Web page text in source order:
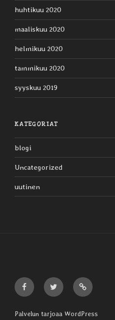
huhtikuu 2020
maaliskuu 2020
helmikuu 2020
tammikuu 2020
syyskuu 2019
KATEGORIAT
blogi
Uncategorized
uutinen
Liljaiset
Facebookissa
Liljaiset
Twitterissä
Liljaiset
Discogsissa
Palvelun tarjoaa WordPress